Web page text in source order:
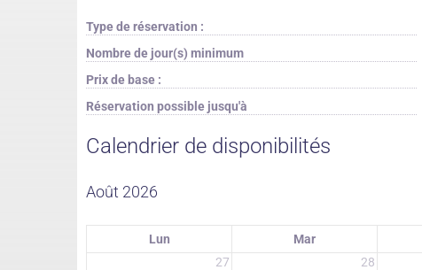
Type de réservation :
Nombre de jour(s) minimum
Prix de base :
Réservation possible jusqu'à
Calendrier de disponibilités
Août 2026
Lun Mar
27
28